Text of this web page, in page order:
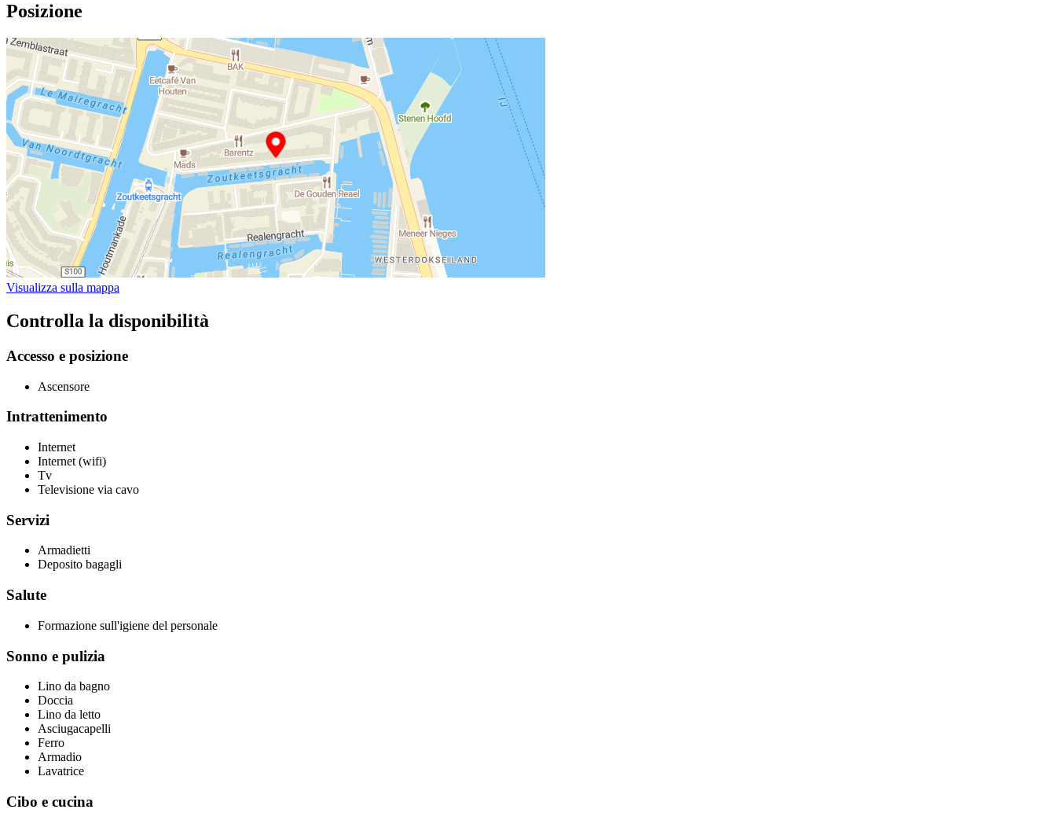
Posizione
Visualizza sulla mappa
Controlla la disponibilità
Accesso e posizione
Ascensore
Intrattenimento
Internet
Internet (wifi)
Tv
Televisione via cavo
Servizi
Armadietti
Deposito bagagli
Salute
Formazione sull'igiene del personale
Sonno e pulizia
Lino da bagno
Doccia
Lino da letto
Asciugacapelli
Ferro
Armadio
Lavatrice
Cibo e cucina